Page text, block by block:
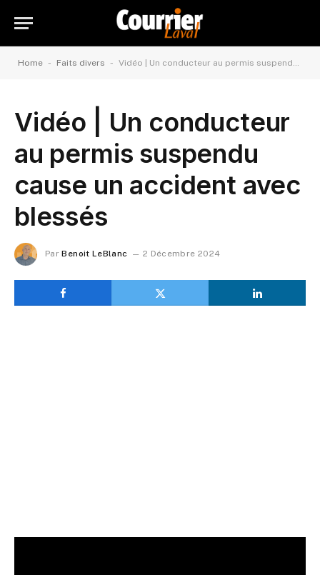
Home - Faits divers - Vidéo | Un conducteur au permis suspendu cause un accident avec blessés
Vidéo | Un conducteur
au permis suspendu
cause un accident avec
blessés
Par Benoit LeBlanc 2 Décembre 2024